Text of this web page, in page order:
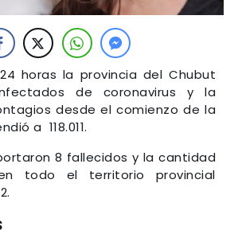
horas la provincia del Chubut
de coronavirus y la
desde el comienzo de la
a 118.011.
8 fallecidos y la cantidad
todo el territorio provincial